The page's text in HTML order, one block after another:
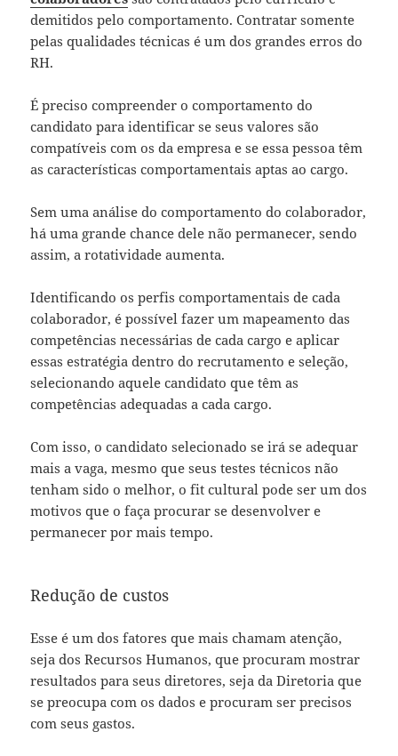
demitidos pelo comportamento. Contratar somente
pelas qualidades técnicas é um dos grandes erros do
RH.
É preciso compreender o comportamento do
candidato para identificar se seus valores são
compatíveis com os da empresa e se essa pessoa têm
as características comportamentais aptas ao cargo.
Sem uma análise do comportamento do colaborador,
há uma grande chance dele não permanecer, sendo
assim, a rotatividade aumenta.
Identificando os perfis comportamentais de cada
colaborador, é possível fazer um mapeamento das
competências necessárias de cada cargo e aplicar
essas estratégia dentro do recrutamento e seleção,
selecionando aquele candidato que têm as
competências adequadas a cada cargo.
Com isso, o candidato selecionado se irá se adequar
mais a vaga, mesmo que seus testes técnicos não
tenham sido o melhor, o fit cultural pode ser um dos
motivos que o faça procurar se desenvolver e
permanecer por mais tempo.
Redução de custos
Esse é um dos fatores que mais chamam atenção,
seja dos Recursos Humanos, que procuram mostrar
resultados para seus diretores, seja da Diretoria que
se preocupa com os dados e procuram ser precisos
com seus gastos.